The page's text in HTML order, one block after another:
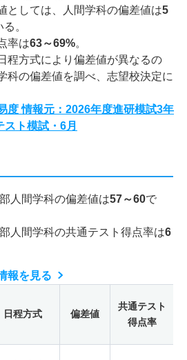
としては、人間学科の偏差値は5
。
率は63～69%。
程方式により偏差値が異なるの
科の偏差値を調べ、志望校決定に
度 情報元：2026年度進研模試3年
ト模試・6月
人間学科の偏差値は57～60で
人間学科の共通テスト得点率は6
報を見る
日程方式 偏差値
共通テスト
得点率